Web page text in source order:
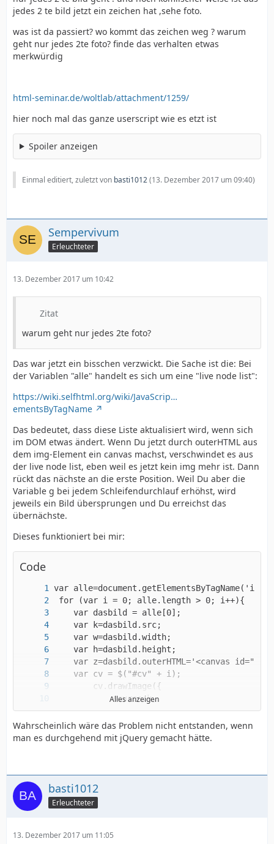
jedes 2 te bild jetzt ein zeichen hat ,sehe foto.
was ist da passiert? wo kommt das zeichen weg ? warum
geht nur jedes 2te foto? finde das verhalten etwas
merkwürdig
html-seminar.de/woltlab/attachment/1259/
hier noch mal das ganze userscript wie es etzt ist
Spoiler anzeigen
Einmal editiert, zuletzt von basti1012(13. Dezember 2017 um 09:40)
Sempervivum
Erleuchteter
13. Dezember 2017 um 10:42
Zitat
warum geht nur jedes 2te foto?
Das war jetzt ein bisschen verzwickt. Die Sache ist die: Bei
der Variablen "alle" handelt es sich um eine "live node list":
https://wiki.selfhtml.org/wiki/JavaScrip…
ementsByTagName
Das bedeutet, dass diese Liste aktualisiert wird, wenn sich
im DOM etwas ändert. Wenn Du jetzt durch outerHTML aus
dem img-Element ein canvas machst, verschwindet es aus
der live node list, eben weil es jetzt kein img mehr ist. Dann
rückt das nächste an die erste Position. Weil Du aber die
Variable g bei jedem Schleifendurchlauf erhöhst, wird
jeweils ein Bild übersprungen und Du erreichst das
übernächste.
Dieses funktioniert bei mir:
Code
Alles anzeigen
Wahrscheinlich wäre das Problem nicht entstanden, wenn
man es durchgehend mit jQuery gemacht hätte.
basti1012
Erleuchteter
13. Dezember 2017 um 11:05